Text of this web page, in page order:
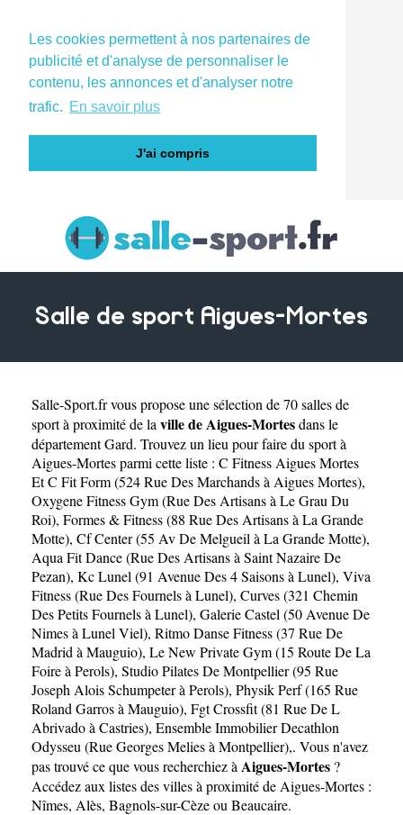
Les cookies permettent à nos partenaires de
publicité et d'analyse de personnaliser le
contenu, les annonces et d'analyser notre
trafic. En savoir plus
J'ai compris
Salle de sport Aigues-Mortes
Salle-Sport.frvous propose une sélection de 70 salles de
sport à proximité de la ville de Aigues-Mortesdans le
départementGard. Trouvez un lieu pour faire du sport à
Aigues-Mortes parmi cette liste : C Fitness Aigues Mortes
Et C Fit Form (524 Rue Des Marchands à Aigues Mortes),
Oxygene Fitness Gym (Rue Des Artisans à Le Grau Du
Roi), Formes & Fitness (88 Rue Des Artisans à La Grande
Motte), Cf Center (55 Av De Melgueil à La Grande Motte),
Aqua Fit Dance (Rue Des Artisans à Saint Nazaire De
Pezan), Kc Lunel (91 Avenue Des 4 Saisons à Lunel), Viva
Fitness (Rue Des Fournels à Lunel), Curves (321 Chemin
Des Petits Fournels à Lunel), Galerie Castel (50 Avenue De
Nimes à Lunel Viel), Ritmo Danse Fitness (37 Rue De
Madrid à Mauguio), Le New Private Gym (15 Route De La
Foire à Perols), Studio Pilates De Montpellier (95 Rue
Joseph Alois Schumpeter à Perols), Physik Perf (165 Rue
Roland Garros à Mauguio), Fgt Crossfit (81 Rue De L
Abrivado à Castries), Ensemble Immobilier Decathlon
Odysseu (Rue Georges Melies à Montpellier),. Vous n'avez
pas trouvé ce que vous recherchiez à Aigues-Mortes ?
Accédez aux listes des villes à proximité de Aigues-Mortes :
Nîmes, Alès, Bagnols-sur-Cèzeou Beaucaire.